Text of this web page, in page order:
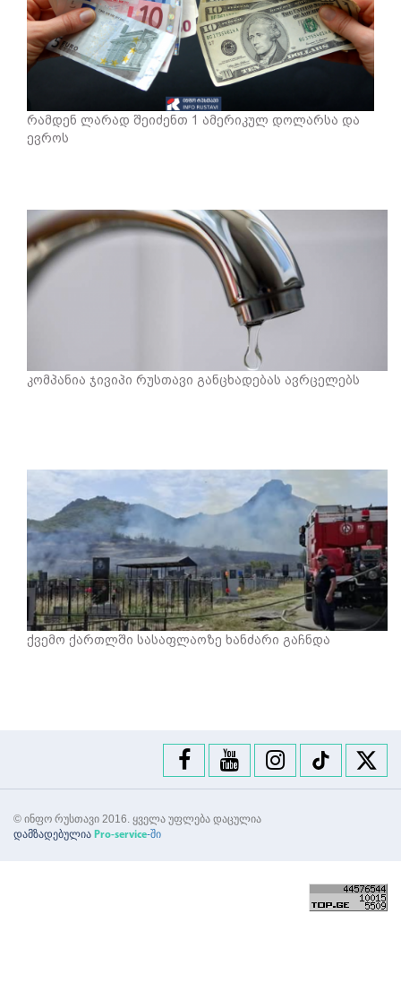
რამდენ ლარად შეიძენთ 1 ამერიკულ დოლარსა და
ევროს
კომპანია ჯივიპი რუსთავი განცხადებას ავრცელებს
ქვემო ქართლში სასაფლაოზე ხანძარი გაჩნდა
© ინფო რუსთავი 2016. ყველა უფლება დაცულია
დამზადებულია Pro-service-ში